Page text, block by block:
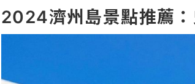
2024濟州島景點推薦：